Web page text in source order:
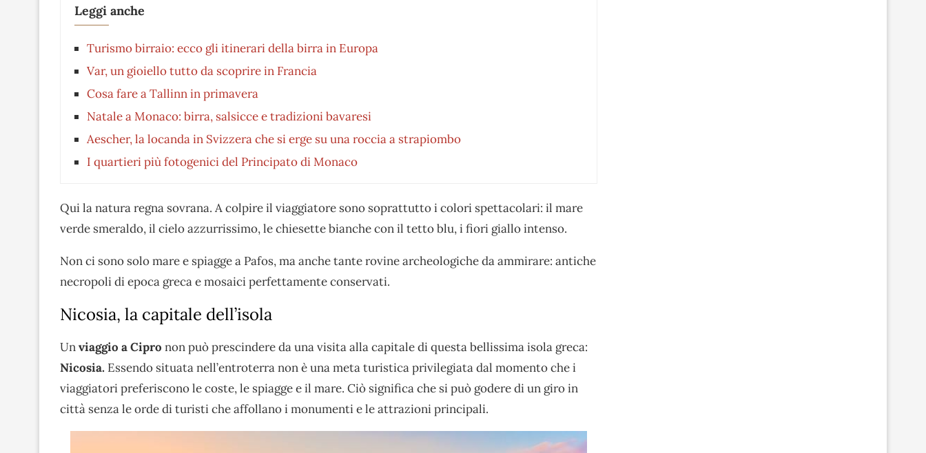
Leggi anche
Turismo birraio: ecco gli itinerari della birra in Europa
Var, un gioiello tutto da scoprire in Francia
Cosa fare a Tallinn in primavera
Natale a Monaco: birra, salsicce e tradizioni bavaresi
Aescher, la locanda in Svizzera che si erge su una roccia a strapiombo
I quartieri più fotogenici del Principato di Monaco
Qui la natura regna sovrana. A colpire il viaggiatore sono soprattutto i colori spettacolari: il mare
verde smeraldo, il cielo azzurrissimo, le chiesette bianche con il tetto blu, i fiori giallo intenso.
Non ci sono solo mare e spiagge a Pafos, ma anche tante rovine archeologiche da ammirare: antiche
necropoli di epoca greca e mosaici perfettamente conservati.
Nicosia, la capitale dell’isola
Unviaggio a Cipro non può prescindere da una visita alla capitale di questa bellissima isola greca:
Nicosia. Essendo situata nell’entroterra non è una meta turistica privilegiata dal momento che i
viaggiatori preferiscono le coste, le spiagge e il mare. Ciò significa che si può godere di un giro in
città senza le orde di turisti che affollano i monumenti e le attrazioni principali.